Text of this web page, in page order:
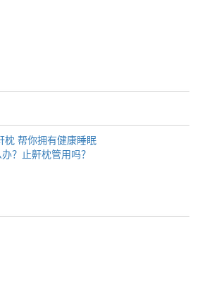
枕 帮你拥有健康睡眠
？止鼾枕管用吗？